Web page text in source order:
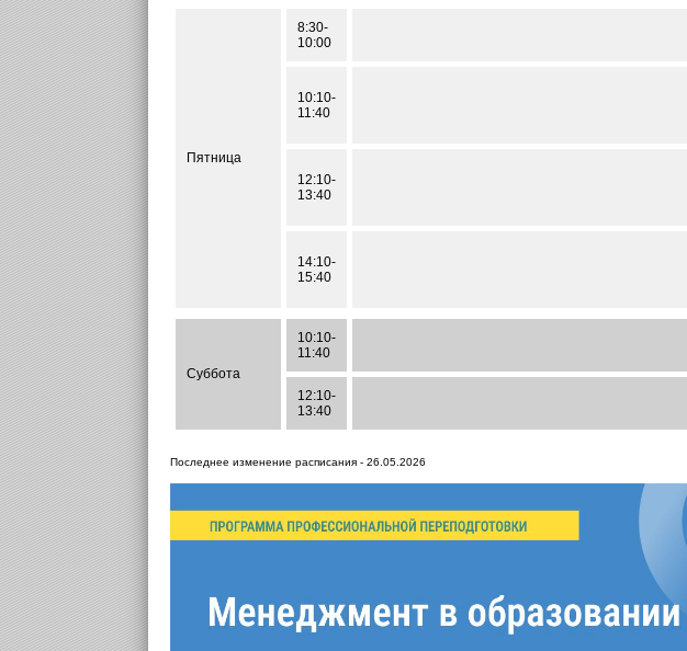
Пятница
8:30-
10:00
10:10-
11:40
12:10-
13:40
14:10-
15:40
Суббота
10:10-
11:40
12:10-
13:40
Последнее изменение расписания - 26.05.2026